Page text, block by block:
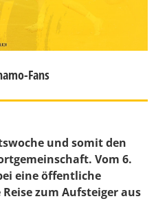
Fans
und somit den
Vom 6.
eine öffentliche
zum Aufsteiger aus